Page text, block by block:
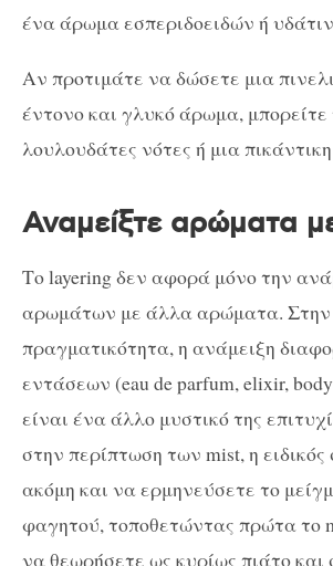
ένα άρωμα εσπεριδοειδών ή
Αν προτιμάτε να δώσετε μια
έντονο και γλυκό άρωμα,
λουλουδάτες νότες ή μια
Αναμείξτε αρώματα
Το layering δεν αφορά μόνο την
αρωμάτων με άλλα αρώματα. Στην
πραγματικότητα, η ανάμειξη
εντάσεων (eau de parfum, elixir,
είναι ένα άλλο μυστικό της
στην περίπτωση των mist, η
ακόμη και να ερμηνεύσετε το
φαγητού, τοποθετώντας πρώτα το
να θεωρήσετε ως κυρίως πιάτο και